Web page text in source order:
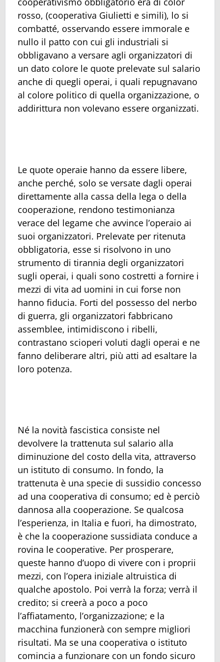
rosso, (cooperativa Giulietti e simili), lo si
combatté, osservando essere immorale e
nullo il patto con cui gli industriali si
obbligavano a versare agli organizzatori di
un dato colore le quote prelevate sul salario
anche di quegli operai, i quali repugnavano
al colore politico di quella organizzazione, o
addirittura non volevano essere organizzati.
Le quote operaie hanno da essere libere,
anche perché, solo se versate dagli operai
direttamente alla cassa della lega o della
cooperazione, rendono testimonianza
verace del legame che avvince l’operaio ai
suoi organizzatori. Prelevate per ritenuta
obbligatoria, esse si risolvono in uno
strumento di tirannia degli organizzatori
sugli operai, i quali sono costretti a fornire i
mezzi di vita ad uomini in cui forse non
hanno fiducia. Forti del possesso del nerbo
di guerra, gli organizzatori fabbricano
assemblee, intimidiscono i ribelli,
contrastano scioperi voluti dagli operai e ne
fanno deliberare altri, più atti ad esaltare la
loro potenza.
Né la novità fascistica consiste nel
devolvere la trattenuta sul salario alla
diminuzione del costo della vita, attraverso
un istituto di consumo. In fondo, la
trattenuta è una specie di sussidio concesso
ad una cooperativa di consumo; ed è perciò
dannosa alla cooperazione. Se qualcosa
l’esperienza, in Italia e fuori, ha dimostrato,
è che la cooperazione sussidiata conduce a
rovina le cooperative. Per prosperare,
queste hanno d’uopo di vivere con i proprii
mezzi, con l’opera iniziale altruistica di
qualche apostolo. Poi verrà la forza; verrà il
credito; si creerà a poco a poco
l’affiatamento, l’organizzazione; e la
macchina funzionerà con sempre migliori
risultati. Ma se una cooperativa o istituto
comincia a funzionare con un fondo sicuro